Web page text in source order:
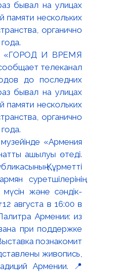
«ГОРОД И ВРЕМЯ
телеканал
до последних
бывал на улицах
памяти нескольких
органично